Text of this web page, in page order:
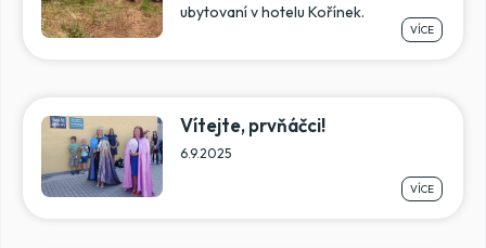
ubytovaní v hotelu Kořínek.
VÍCE
Vítejte, prvňáčci!
6.9.2025
VÍCE